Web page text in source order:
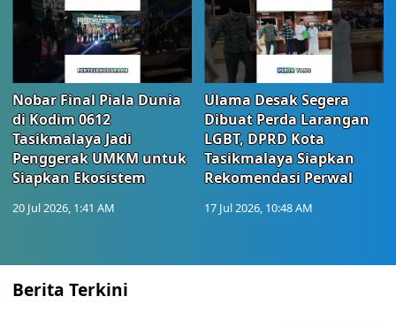
Nobar Final Piala Dunia
di Kodim 0612
Tasikmalaya Jadi
Penggerak UMKM untuk
Siapkan Ekosistem
20 Jul 2026, 1:41 AM
Ulama Desak Segera
Dibuat Perda Larangan
LGBT, DPRD Kota
Tasikmalaya Siapkan
Rekomendasi Perwal
17 Jul 2026, 10:48 AM
Berita Terkini